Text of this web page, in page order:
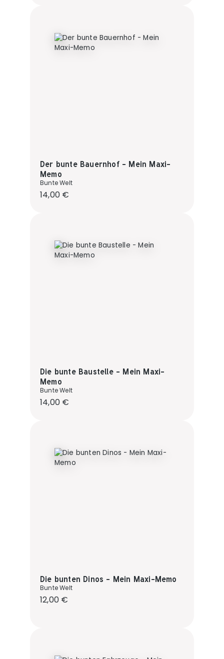
Der bunte Bauernhof - Mein Maxi-
Memo
Bunte Welt
Regulärer Preis:
14,00 €
Die bunte Baustelle - Mein Maxi-
Memo
Bunte Welt
Regulärer Preis:
14,00 €
Die bunten Dinos - Mein Maxi-Memo
Bunte Welt
Regulärer Preis:
12,00 €